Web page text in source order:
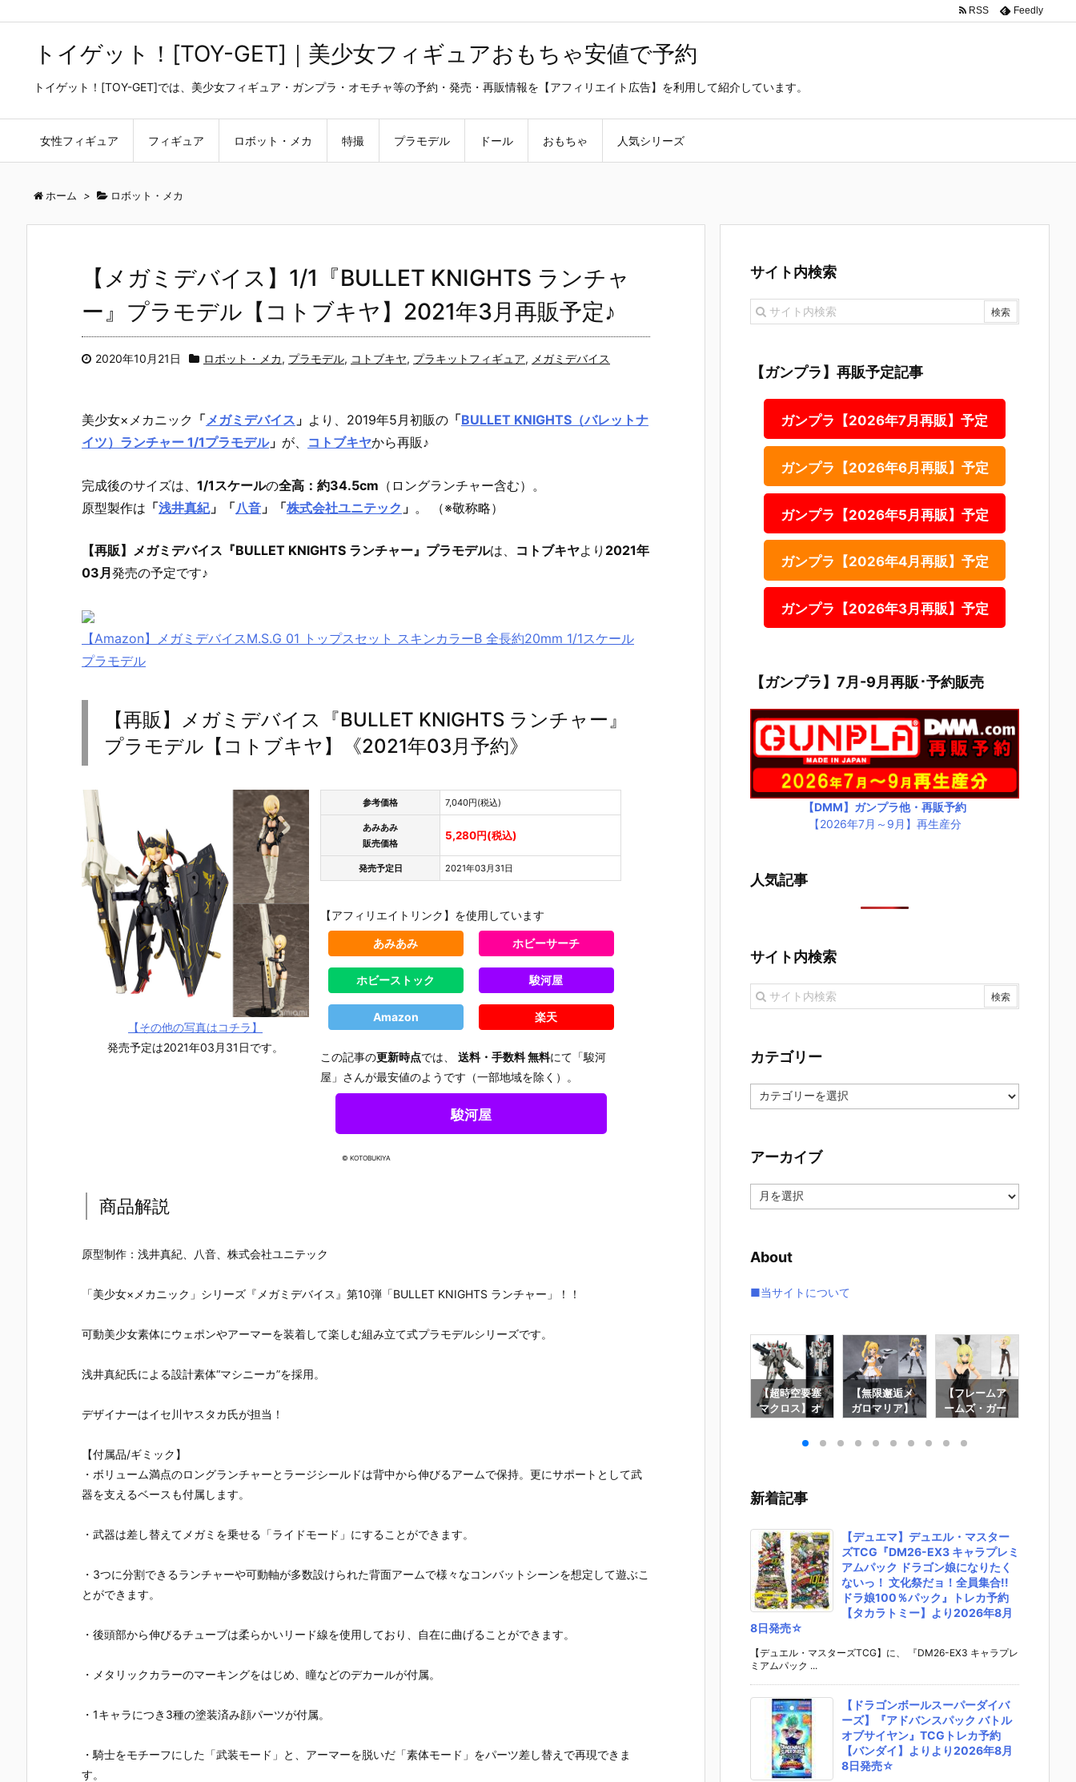
トイゲット！[TOY-GET]｜美少女フィギュアおもちゃ安値で予約
トイゲット！[TOY-GET]では、美少女フィギュア・ガンプラ・オモチャ等の予約・発売・再販情報を【アフィリエイト広告】を利用して紹介しています。
女性フィギュア フィギュア ロボット・メカ 特撮 プラモデル ドール おもちゃ 人気シリーズ
RSS Feedly
ホーム > ロボット・メカ
【メガミデバイス】1/1『BULLET KNIGHTS ランチャ
ー』プラモデル【コトブキヤ】2021年3月再販予定♪
2020年10月21日 ロボット・メカ, プラモデル, コトブキヤ, プラキットフィギュア, メガミデバイス
美少女×メカニック 「メガミデバイス 」 より、 2019年5月初販の 「BULLET KNIGHTS（バレットナ
イツ）ランチャー 1/1プラモデル」 が、 コトブキヤから再販♪
完成後のサイズは、 1/1スケールの全高：約34.5cm （ロングランチャー含む）。
原型製作は 「浅井真紀」「八音 」「株式会社ユニテック 」 。 （※敬称略）
【再販】メガミデバイス『BULLET KNIGHTS ランチャー』プラモデルは、 コトブキヤより 2021年
03月 発売の予定です♪
【Amazon】メガミデバイスM.S.G 01 トップスセット スキンカラーB 全長約20mm 1/1スケール
プラモデル
【再販】メガミデバイス『BULLET KNIGHTS ランチャー』
プラモデル【コトブキヤ】《2021年03月予約》
【その他の写真はコチラ】
発売予定は2021年03月31日です。
参考価格 7,040円(税込)
あみあみ
販売価格
5,280円(税込)
発売予定日 2021年03月31日
【アフィリエイトリンク】を使用しています
あみあみ ホビーサーチ
ホビーストック 駿河屋
Amazon 楽天
この記事の更新時点では、送料・手数料 無料にて「駿河
屋」さんが最安値のようです（一部地域を除く）。
駿河屋
© KOTOBUKIYA
商品解説
原型制作：浅井真紀、八音、株式会社ユニテック
「美少女×メカニック」シリーズ『メガミデバイス』第10弾「BULLET KNIGHTS ランチャー」！！
可動美少女素体にウェポンやアーマーを装着して楽しむ組み立て式プラモデルシリーズです。
浅井真紀氏による設計素体“マシニーカ”を採用。
デザイナーはイセ川ヤスタカ氏が担当！
【付属品/ギミック】
・ボリューム満点のロングランチャーとラージシールドは背中から伸びるアームで保持。更にサポートとして武
器を支えるベースも付属します。
・武器は差し替えてメガミを乗せる「ライドモード」にすることができます。
・3つに分割できるランチャーや可動軸が多数設けられた背面アームで様々なコンバットシーンを想定して遊ぶこ
とができます。
・後頭部から伸びるチューブは柔らかいリード線を使用しており、自在に曲げることができます。
・メタリックカラーのマーキングをはじめ、瞳などのデカールが付属。
・1キャラにつき3種の塗装済み顔パーツが付属。
・騎士をモチーフにした「武装モード」と、アーマーを脱いだ「素体モード」をパーツ差し替えで再現できま
す。
サイト内検索
【ガンプラ】再販予定記事
ガンプラ【2026年7月再販】予定
ガンプラ【2026年6月再販】予定
ガンプラ【2026年5月再販】予定
ガンプラ【2026年4月再販】予定
ガンプラ【2026年3月再販】予定
【ガンプラ】7月-9月再販･予約販売
【DMM】ガンプラ他・再販予約
【2026年7月～9月】再生産分
人気記事
サイト内検索
カテゴリー
カ
テ
ー
アーカイブ
ー
ブ
About
■当サイトについて
ンダムSEED
DESTINY】G
VERSE『ST
RIKE FREED
OM GUNDA
M RENEWA
フリーダムガ
ンダム』可動
約【バンダ
イ】より202
隊】ROBOT
魂『フチコ
SHELL 可動フ
ィギュア予約
【バンダイ】
月発売予定♪
IN THE SHEL
L 可動フィギ
2027年1月発
約【バンダ
イ】より202
（AV-98Plu
s）2号機』可
ンBOX』可動
フィギュア予
【超時空要塞
マクロス】オ
ブ・バルキリ
フィギュア予
イ】より202
7年1月発売予
定♪
【無限邂逅メ
ガロマリア】
プラモデル予
【フレームア
ームズ・ガー
ガーI〈Bunn
7年1月発売予
定☆
新着記事
【デュエマ】デュエル・マスター
ズTCG『DM26-EX3 キャラプレミ
アムパック ドラゴン娘になりたく
ないっ！ 文化祭だョ！全員集合!!
ドラ娘100％パック』トレカ予約
【タカラトミー】より2026年8月
8日発売☆
【デュエル・マスターズTCG】に、 『DM26-EX3 キャラプレ
ミアムパック ...
【ドラゴンボールスーパーダイバ
ーズ】『アドバンスパック バトル
オブサイヤン』TCGトレカ予約
【バンダイ】よりより2026年8月
8日発売☆